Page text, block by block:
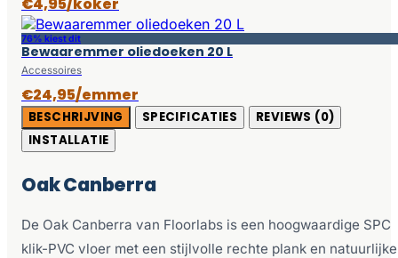
€4,95/koker
76% kiest dit
Bewaaremmer oliedoeken 20 L
Accessoires
€24,95/emmer
BESCHRIJVING SPECIFICATIES
REVIEWS (0)
INSTALLATIE
Oak Canberra
De Oak Canberra van Floorlabs is een hoogwaardige SPC
klik-PVC vloer met een stijlvolle rechte plank en natuurlijke